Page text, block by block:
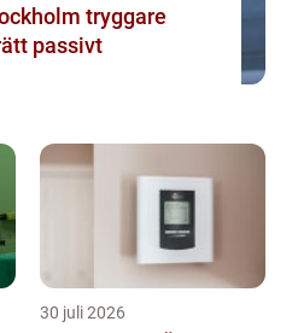
tryggare
passivt
30 juli 2026